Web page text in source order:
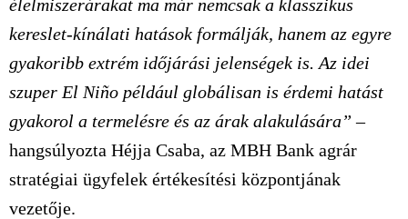
élelmiszerárakat ma már nemcsak a klasszikus
kereslet-kínálati hatások formálják, hanem az egyre
gyakoribb extrém időjárási jelenségek is. Az idei
szuper El Niño például globálisan is érdemi hatást
gyakorol a termelésre és az árak alakulására” –
hangsúlyozta Héjja Csaba, az MBH Bank agrár
stratégiai ügyfelek értékesítési központjának
vezetője.